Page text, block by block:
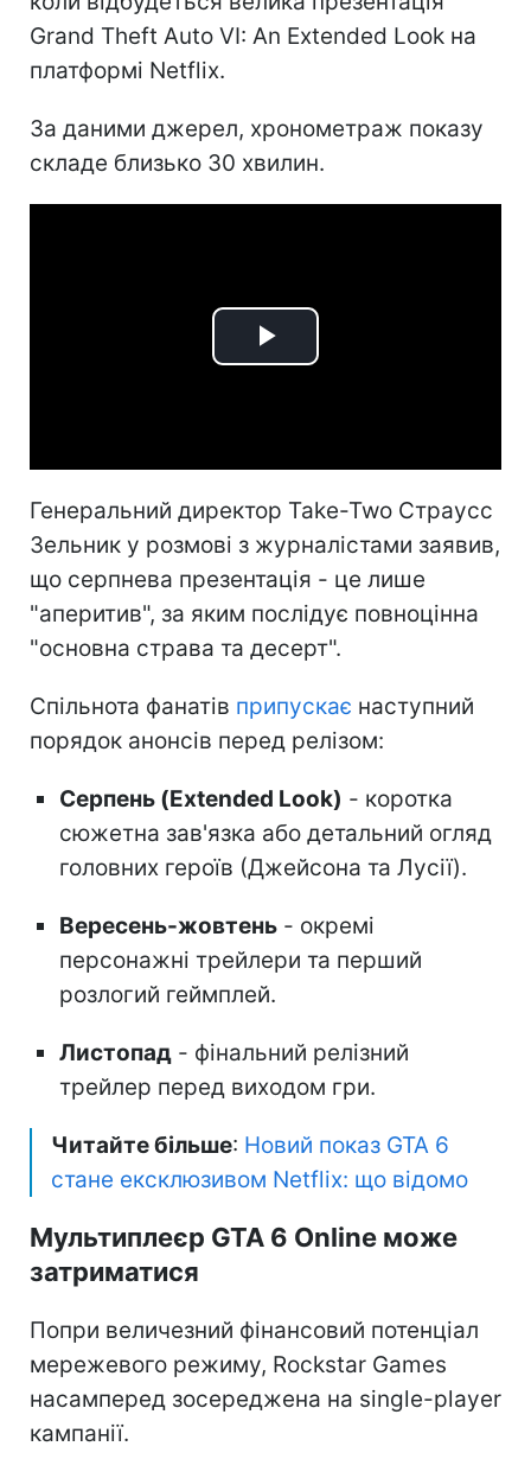
Grand Theft Auto VI: An Extended Look на
платформі Netflix.
За даними джерел, хронометраж показу
складе близько 30 хвилин.
Play
Генеральний директор Take-Two Страусс
Зельник у розмові з журналістами заявив,
що серпнева презентація - це лише
"аперитив", за яким послідує повноцінна
"основна страва та десерт".
Спільнота фанатів припускає наступний
порядок анонсів перед релізом:
Серпень (Extended Look) - коротка
сюжетна зав'язка або детальний огляд
головних героїв (Джейсона та Лусії).
Вересень-жовтень - окремі
персонажні трейлери та перший
розлогий геймплей.
Листопад - фінальний релізний
трейлер перед виходом гри.
Читайте більше: Новий показ GTA 6
стане ексклюзивом Netflix: що відомо
Мультиплеєр GTA 6 Online може
затриматися
Попри величезний фінансовий потенціал
мережевого режиму, Rockstar Games
насамперед зосереджена на single-player
кампанії.